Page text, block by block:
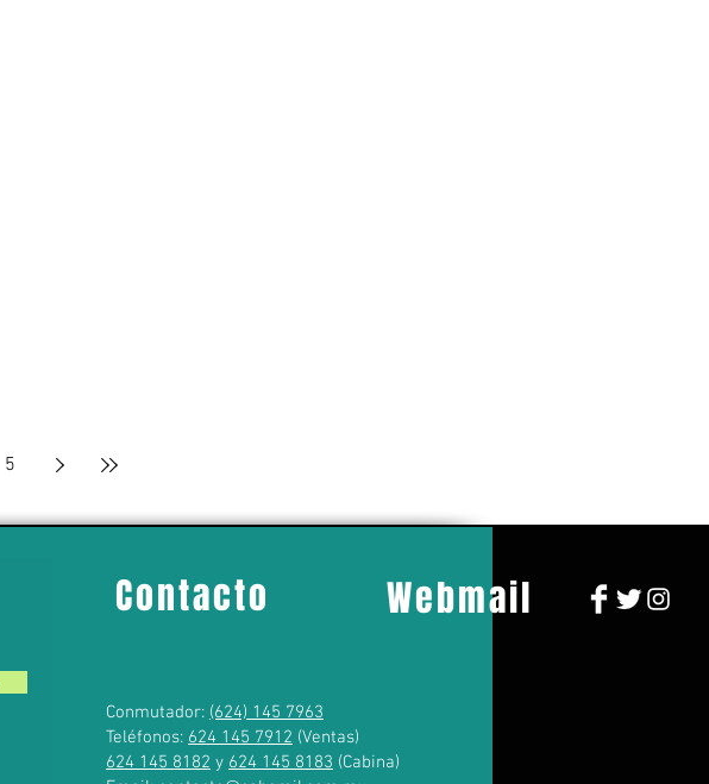
5
Contacto Webmail
Conmutador: (624) 145 7963
Teléfonos: 624 145 7912 (Ventas)
624 145 8182 y 624 145 8183 (Cabina)